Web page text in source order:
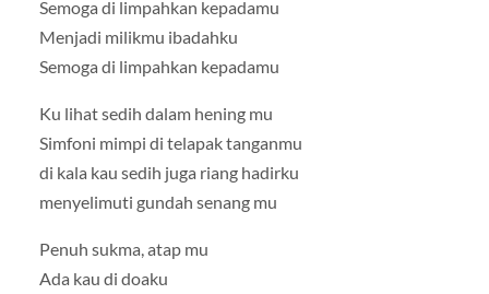
Semoga di limpahkan kepadamu
Menjadi milikmu ibadahku
Semoga di limpahkan kepadamu
Ku lihat sedih dalam hening mu
Simfoni mimpi di telapak tanganmu
di kala kau sedih juga riang hadirku
menyelimuti gundah senang mu
Penuh sukma, atap mu
Ada kau di doaku